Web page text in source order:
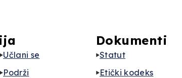
Učlani se
Podrži
Dokumenti
Statut
Etički kodeks